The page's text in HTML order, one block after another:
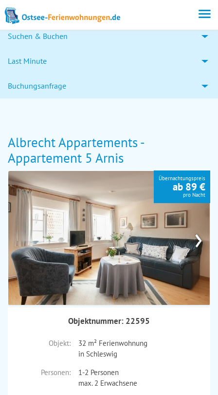
Suchen & Buchen
Last Minute
Buchungsanfrage
Albrecht Appartements -
Appartement 5 Arnis
›
Übernachtungspreis
ab 89 €
pro Nacht
Objektnummer: 22595
Objekt:
32 m² Ferienwohnung
in Schleswig
Personen:
1-2 Personen
max. 2 Erwachsene